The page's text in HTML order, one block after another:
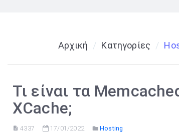
Αρχική Κατηγορίες
Τι είναι τα
XCache;
4337 17/01/2022 Hosting